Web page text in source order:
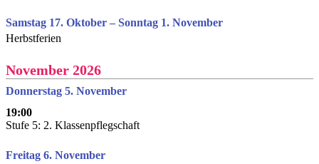
Samstag 17. Oktober – Sonntag 1. November
Herbstferien
November 2026
Donnerstag 5. November
19:00
Stufe 5: 2. Klassenpflegschaft
Freitag 6. November